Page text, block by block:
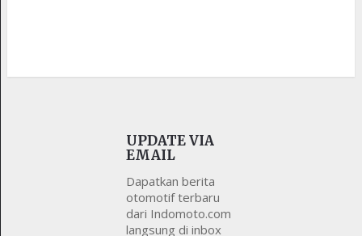
UPDATE VIA
EMAIL
Dapatkan berita
otomotif terbaru
dari Indomoto.com
langsung di inbox